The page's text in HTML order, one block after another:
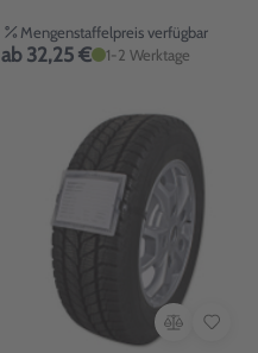
Mengenstaffelpreis verfügbar
ab 32,25 € 1-2 Werktage